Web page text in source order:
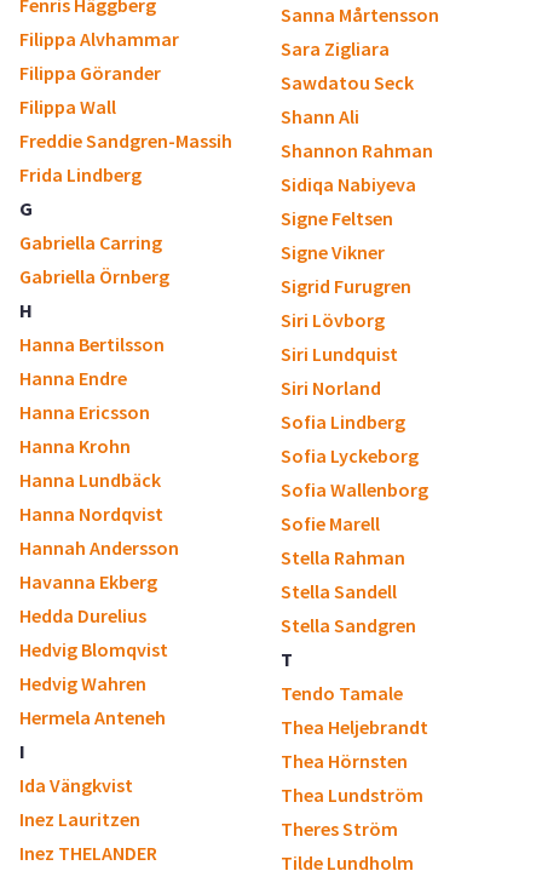
Fenris Häggberg
Filippa Alvhammar
Filippa Görander
Filippa Wall
Freddie Sandgren-Massih
Frida Lindberg
G
Gabriella Carring
Gabriella Örnberg
H
Hanna Bertilsson
Hanna Endre
Hanna Ericsson
Hanna Krohn
Hanna Lundbäck
Hanna Nordqvist
Hannah Andersson
Havanna Ekberg
Hedda Durelius
Hedvig Blomqvist
Hedvig Wahren
Hermela Anteneh
I
Ida Vängkvist
Inez Lauritzen
Inez THELANDER
Sanna Mårtensson
Sara Zigliara
Sawdatou Seck
Shann Ali
Shannon Rahman
Sidiqa Nabiyeva
Signe Feltsen
Signe Vikner
Sigrid Furugren
Siri Lövborg
Siri Lundquist
Siri Norland
Sofia Lindberg
Sofia Lyckeborg
Sofia Wallenborg
Sofie Marell
Stella Rahman
Stella Sandell
Stella Sandgren
T
Tendo Tamale
Thea Heljebrandt
Thea Hörnsten
Thea Lundström
Theres Ström
Tilde Lundholm